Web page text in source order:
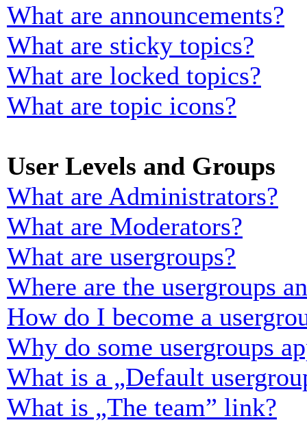
What are announcements?
What are sticky topics?
What are locked topics?
What are topic icons?
User Levels and Groups
What are Administrators?
What are Moderators?
What are usergroups?
Where are the usergroups
How do I become a
Why do some usergroups
What is a „Default
What is „The team” link?